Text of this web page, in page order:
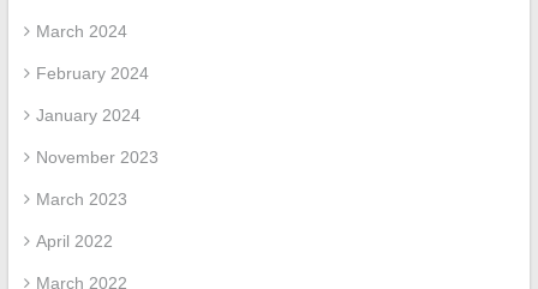
March 2024
February 2024
January 2024
November 2023
March 2023
April 2022
March 2022